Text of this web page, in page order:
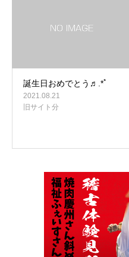
誕生日おめでとう♬.*ﾟ
2021.08.21
旧サイト分